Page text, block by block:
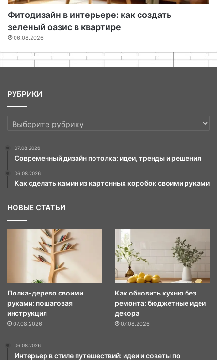
Фитодизайн в интерьере: как создать
зеленый оазис в квартире
06.08.2026
РУБРИКИ
РУБРИКИ
07.08.2026
Современный дизайн потолка: идеи, тренды и решения
06.08.2026
Как сделать камин из картонных коробок своими руками
НОВЫЕ СТАТЬИ
Полка-дерево своими
руками: пошаговая
инструкция
07.08.2026
Как обновить кухню без
ремонта: бюджетные идеи
декора
07.08.2026
06.08.2026
Интерьер в стиле путешествий: идеи и советы по